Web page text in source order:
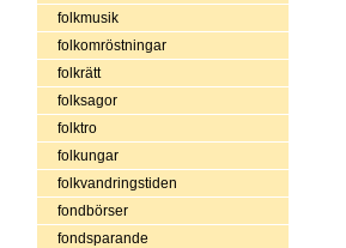
folkmusik
folkomröstningar
folkrätt
folksagor
folktro
folkungar
folkvandringstiden
fondbörser
fondsparande